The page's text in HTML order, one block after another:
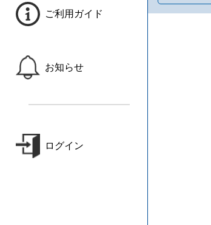
ご利用ガイド
お知らせ
ログイン